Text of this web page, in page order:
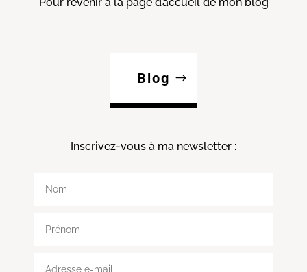
Blog
Inscrivez-vous à ma newsletter :